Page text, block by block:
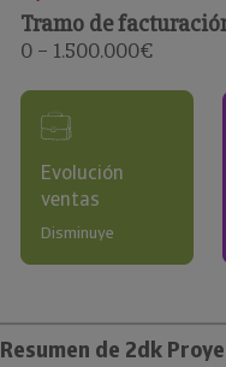
Tramo de
0 – 1.500.000€
Evolución
ventas
Disminuye
Resumen de 2dk